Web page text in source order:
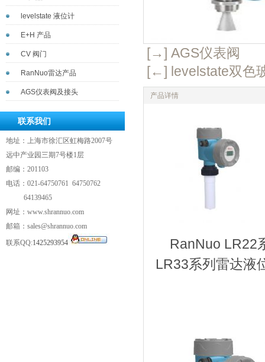
levelstate 液位计
E+H 产品
CV 阀门
RanNuo雷达产品
AGS仪表阀及接头
联系我们
地址：上海市徐汇区虹梅路2007号
远中产业园三期7号楼1层
邮编：201103
电话：021-64750761 64750762
64139465
网址： www.shrannuo.com
邮箱： sales@shrannuo.com
联系QQ:1425293954
[→] AGS仪表阀
[←] levelstate双色
产品详情
LR33系列雷达液